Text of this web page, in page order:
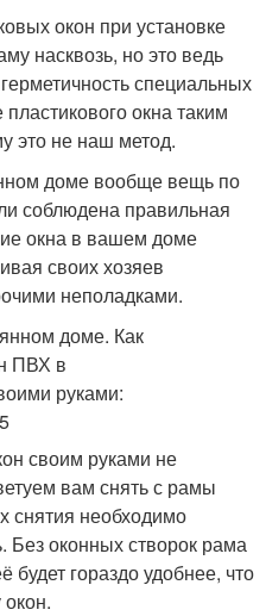
окон при установке
насквозь, но это ведь
специальных
окна таким
это не наш метод.
доме вообще вещь по
соблюдена правильная
окна в вашем доме
своих хозяев
неполадками.
своим руками не
вам снять с рамы
снятия необходимо
Без оконных створок рама
будет гораздо удобнее, что
окон.